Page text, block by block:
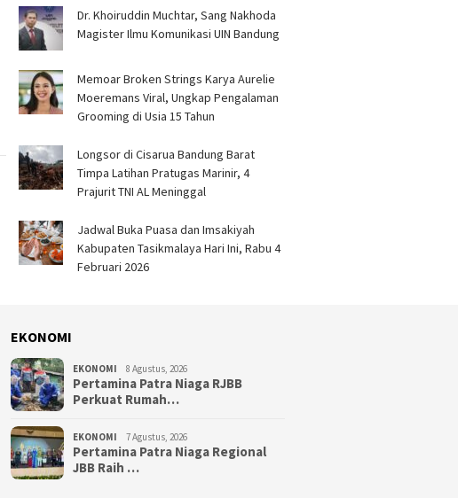
Dr. Khoiruddin Muchtar, Sang Nakhoda
Magister Ilmu Komunikasi UIN Bandung
Memoar Broken Strings Karya Aurelie
Moeremans Viral, Ungkap Pengalaman
Grooming di Usia 15 Tahun
Longsor di Cisarua Bandung Barat
Timpa Latihan Pra­tugas Marinir, 4
Prajurit TNI AL Meninggal
Jadwal Buka Puasa dan Imsakiyah
Kabupaten Tasikmalaya Hari Ini, Rabu 4
Februari 2026
EKONOMI
EKONOMI 8 Agustus, 2026
Pertamina Patra Niaga RJBB
Perkuat Rumah…
EKONOMI 7 Agustus, 2026
Pertamina Patra Niaga Regional
JBB Raih …